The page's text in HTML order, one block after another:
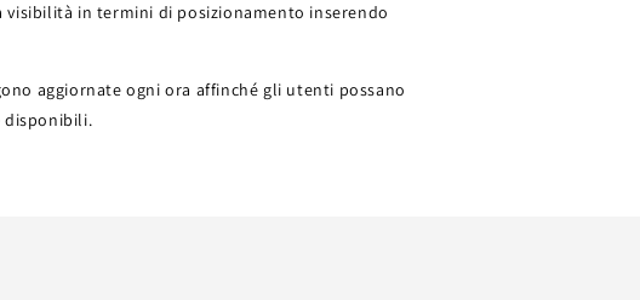
in termini di posizionamento inserendo
aggiornate ogni ora affinché gli utenti possano
disponibili.